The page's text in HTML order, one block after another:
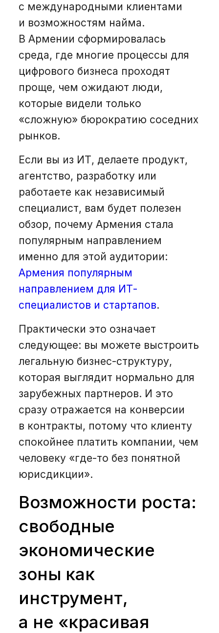
с международными клиентами
и возможностям найма.
В Армении сформировалась
среда, где многие процессы для
цифрового бизнеса проходят
проще, чем ожидают люди,
которые видели только
«сложную» бюрократию соседних
рынков.
Если вы из ИТ, делаете продукт,
агентство, разработку или
работаете как независимый
специалист, вам будет полезен
обзор, почему Армения стала
популярным направлением
именно для этой аудитории:
Армения популярным
направлением для ИТ-
специалистов и стартапов.
Практически это означает
следующее: вы можете выстроить
легальную бизнес-структуру,
которая выглядит нормально для
зарубежных партнеров. И это
сразу отражается на конверсии
в контракты, потому что клиенту
спокойнее платить компании, чем
человеку «где-то без понятной
юрисдикции».
Возможности роста:
свободные
экономические
зоны как
инструмент,
а не «красивая